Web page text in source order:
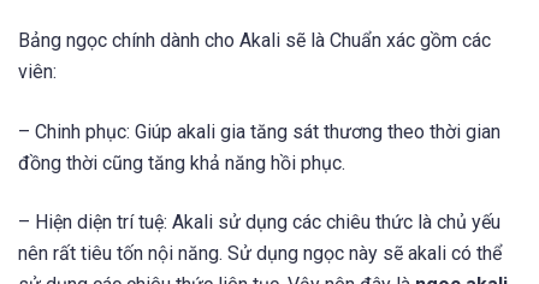
Bảng ngọc chính dành cho Akali sẽ là Chuẩn xác gồm các
viên:
– Chinh phục: Giúp akali gia tăng sát thương theo thời gian
đồng thời cũng tăng khả năng hồi phục.
– Hiện diện trí tuệ: Akali sử dụng các chiêu thức là chủ yếu
nên rất tiêu tốn nội năng. Sử dụng ngọc này sẽ akali có thể